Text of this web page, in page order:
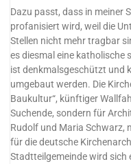
Dazu passt, dass in meiner
profanisiert wird, weil die
Stellen nicht mehr tragbar
es diesmal eine katholische
ist denkmalsgeschützt und
umgebaut werden. Die
Baukultur“, künftiger
Suchende, sondern für
Rudolf und Maria Schwarz,
für die deutsche
Stadtteilgemeinde wird sich